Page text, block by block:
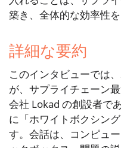
築き、全体的な効率性
詳細な要約
このインタビューでは
が、サプライチェーン
会社 Lokad の創設者で
に「ホワイトボクシン
す。会話は、コンピュ